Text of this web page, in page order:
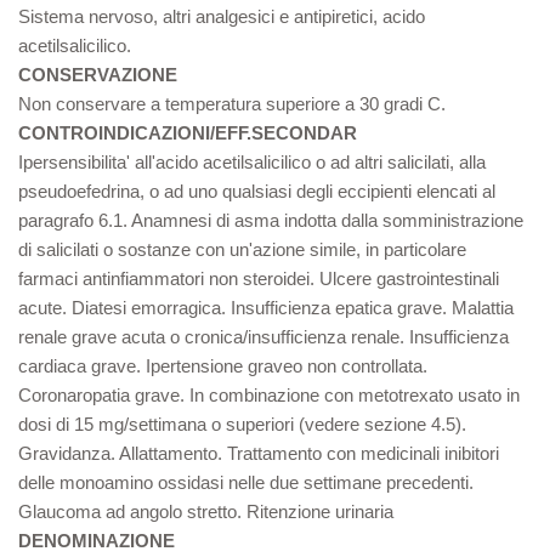
Sistema nervoso, altri analgesici e antipiretici, acido
acetilsalicilico.
CONSERVAZIONE
Non conservare a temperatura superiore a 30 gradi C.
CONTROINDICAZIONI/EFF.SECONDAR
Ipersensibilita' all'acido acetilsalicilico o ad altri salicilati, alla
pseudoefedrina, o ad uno qualsiasi degli eccipienti elencati al
paragrafo 6.1. Anamnesi di asma indotta dalla somministrazione
di salicilati o sostanze con un'azione simile, in particolare
farmaci antinfiammatori non steroidei. Ulcere gastrointestinali
acute. Diatesi emorragica. Insufficienza epatica grave. Malattia
renale grave acuta o cronica/insufficienza renale. Insufficienza
cardiaca grave. Ipertensione graveo non controllata.
Coronaropatia grave. In combinazione con metotrexato usato in
dosi di 15 mg/settimana o superiori (vedere sezione 4.5).
Gravidanza. Allattamento. Trattamento con medicinali inibitori
delle monoamino ossidasi nelle due settimane precedenti.
Glaucoma ad angolo stretto. Ritenzione urinaria
DENOMINAZIONE